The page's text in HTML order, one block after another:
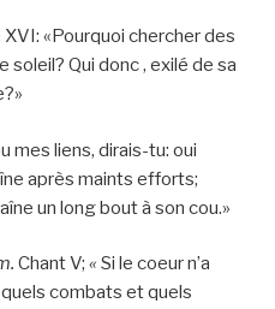
XVI: «Pourquoi chercher des
Qui donc , exilé de sa
mes liens, dirais-tu: oui
après maints efforts;
un long bout à son cou.»
Chant V; « Si le coeur n’a
combats et quels